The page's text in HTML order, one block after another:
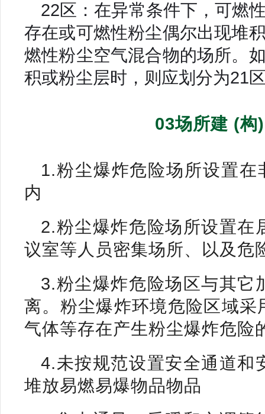
22区：在异常条件下，可燃
存在或可燃性粉尘偶尔出现堆
燃性粉尘空气混合物的场所。
积或粉尘层时，则应划分为21
03场所建 (构
1.粉尘爆炸危险场所设置
内
2.粉尘爆炸危险场所设置在
议室等人员密集场所、以及危
3.粉尘爆炸危险场区与其它
离。粉尘爆炸环境危险区域
气体等存在产生粉尘爆炸危险
4.未按规范设置安全通道和
堆放易燃易爆物品物品